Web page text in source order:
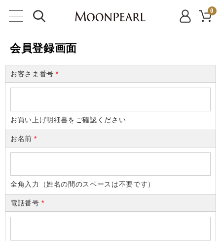
0
会員登録画面
お客さま番号 *
お買い上げ明細書をご確認ください
お名前 *
全角入力（姓名の間のスペースは不要です）
電話番号 *